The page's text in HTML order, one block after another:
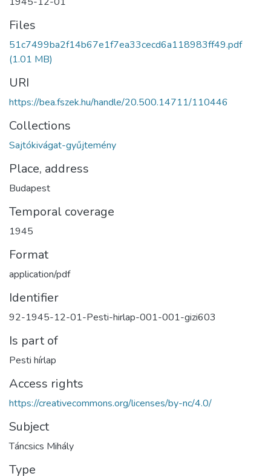
Files
51c7499ba2f14b67e1f7ea33cecd6a118983ff49.pdf
(1.01 MB)
URI
https://bea.fszek.hu/handle/20.500.14711/110446
Collections
Sajtókivágat-gyűjtemény
Place, address
Budapest
Temporal coverage
1945
Format
application/pdf
Identifier
92-1945-12-01-Pesti-hirlap-001-001-gizi603
Is part of
Pesti hírlap
Access rights
https://creativecommons.org/licenses/by-nc/4.0/
Subject
Táncsics Mihály
Type